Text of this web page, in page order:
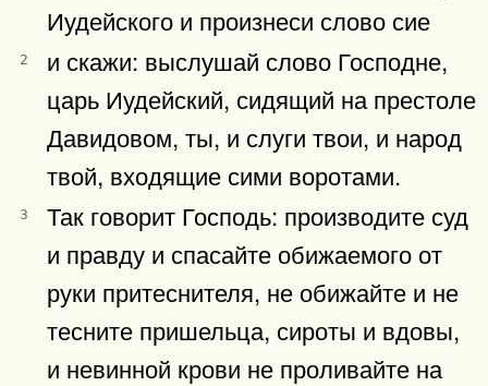
Иудейского и произнеси слово сие
2
и скажи: выслушай слово Господне,
царь Иудейский, сидящий на престоле
Давидовом, ты, и слуги твои, и народ
твой, входящие сими воротами.
3
Так говорит Господь: производите суд
и правду и спасайте обижаемого от
руки притеснителя, не обижайте и не
тесните пришельца, сироты и вдовы,
и невинной крови не проливайте на